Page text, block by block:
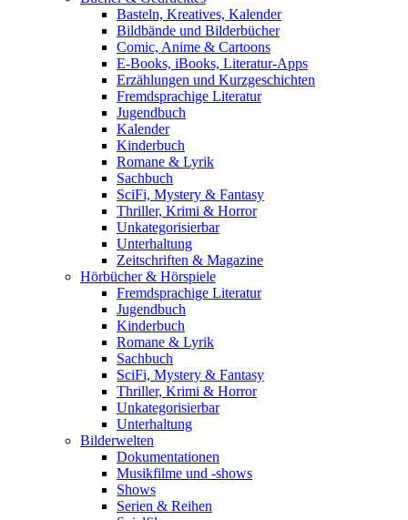
Basteln, Kreatives, Kalender
Bildbände und Bilderbücher
Comic, Anime & Cartoons
E-Books, iBooks, Literatur-Apps
Erzählungen und Kurzgeschichten
Fremdsprachige Literatur
Jugendbuch
Kalender
Kinderbuch
Romane & Lyrik
Sachbuch
SciFi, Mystery & Fantasy
Thriller, Krimi & Horror
Unkategorisierbar
Unterhaltung
Zeitschriften & Magazine
Hörbücher & Hörspiele
Fremdsprachige Literatur
Jugendbuch
Kinderbuch
Romane & Lyrik
Sachbuch
SciFi, Mystery & Fantasy
Thriller, Krimi & Horror
Unkategorisierbar
Unterhaltung
Bilderwelten
Dokumentationen
Musikfilme und -shows
Shows
Serien & Reihen